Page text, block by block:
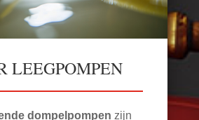
LEEGPOMPEN
dompelpompen zijn